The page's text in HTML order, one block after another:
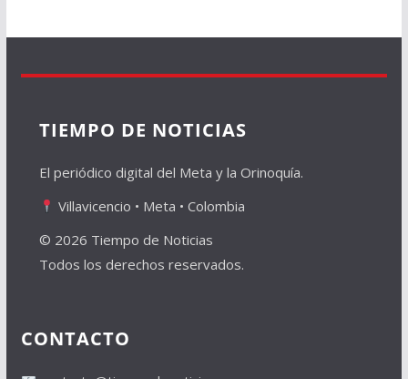
TIEMPO DE NOTICIAS
El periódico digital del Meta y la Orinoquía.
Villavicencio • Meta • Colombia
© 2026 Tiempo de Noticias
Todos los derechos reservados.
CONTACTO